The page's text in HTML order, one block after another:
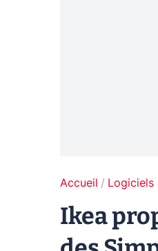
Accueil Logiciels
Ikea